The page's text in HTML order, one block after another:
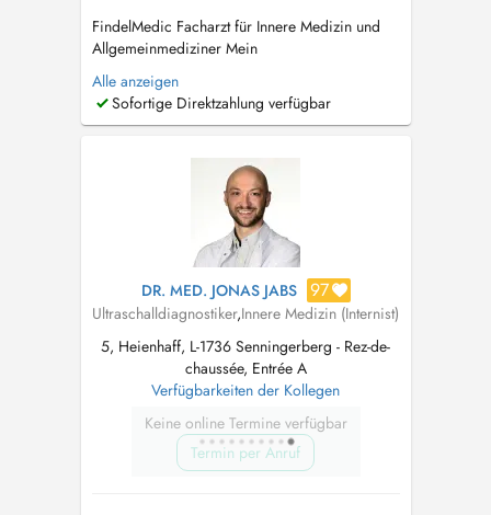
FindelMedic Facharzt für Innere Medizin und
Allgemeinmediziner Mein
Behandlungsspektrum umfasst unter anderem:
Herz-Kreislauf-Beschwerden, Herzrasen/
Herzstolpern (Palpitationen), geschwollene
oder chronisch), Atemnot, diagnostiziertes
oder vermutetes As...
Alle anzeigen
Sofortige Direktzahlung verfügbar
DR. MED. JONAS JABS 97
Ultraschalldiagnostiker,Innere Medizin (Internist)
5, Heienhaff, L-1736 Senningerberg - Rez-de-
chaussée, Entrée A
Verfügbarkeiten der Kollegen
Keine online Termine verfügbar
Termin per Anruf